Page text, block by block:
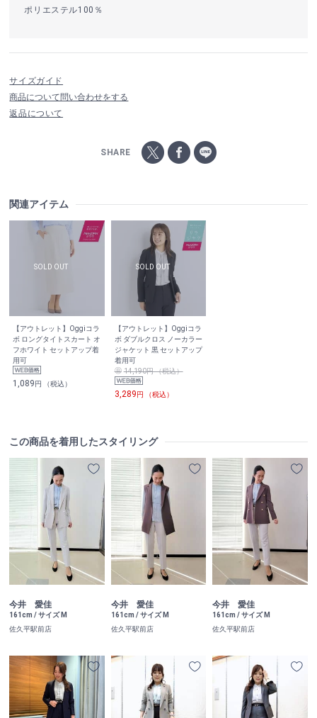
ポリエステル100％
サイズガイド
商品について問い合わせをする
返品について
SHARE
関連アイテム
【アウトレット】Oggiコラ
ボ ロングタイトスカート オ
フホワイト セットアップ着
用可
1,089円 （税込）
【アウトレット】Oggiコラ
ボ ダブルクロス ノーカラー
ジャケット 黒 セットアップ
着用可
14,190円 （税込）
3,289円 （税込）
この商品を着用したスタイリング
今井 愛佳
161cm / サイズ M
佐久平駅前店
今井 愛佳
161cm / サイズ M
佐久平駅前店
今井 愛佳
161cm / サイズ M
佐久平駅前店